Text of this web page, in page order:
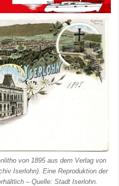
von 1895 aus dem Verlag von
Iserlohn). Eine Reproduktion der
– Quelle: Stadt Iserlohn.